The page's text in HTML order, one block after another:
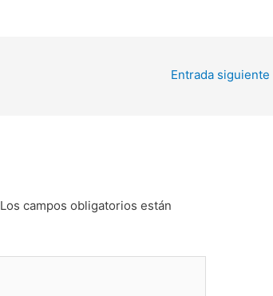
Entrada siguiente
Los campos obligatorios están